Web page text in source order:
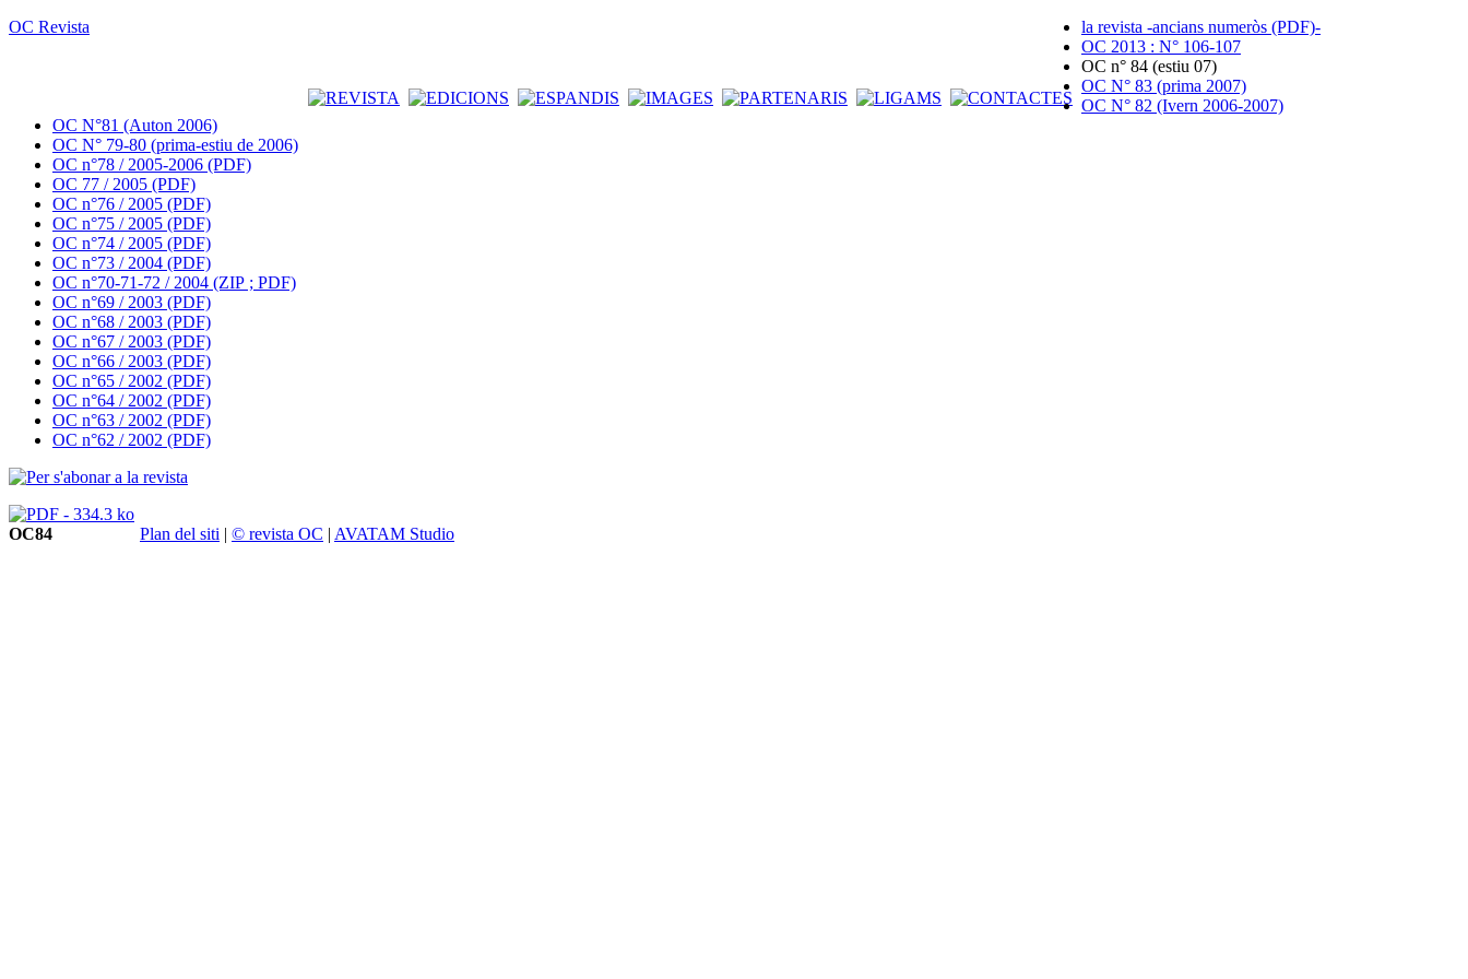
OC Revista
la revista -ancians numeròs (PDF)-
OC 2013 : N° 106-107
OC n° 84 (estiu 07)
OC N° 83 (prima 2007)
OC N° 82 (Ivern 2006-2007)
OC N°81 (Auton 2006)
OC N° 79-80 (prima-estiu de 2006)
OC n°78 / 2005-2006 (PDF)
OC 77 / 2005 (PDF)
OC n°76 / 2005 (PDF)
OC n°75 / 2005 (PDF)
OC n°74 / 2005 (PDF)
OC n°73 / 2004 (PDF)
OC n°70-71-72 / 2004 (ZIP ; PDF)
OC n°69 / 2003 (PDF)
OC n°68 / 2003 (PDF)
OC n°67 / 2003 (PDF)
OC n°66 / 2003 (PDF)
OC n°65 / 2002 (PDF)
OC n°64 / 2002 (PDF)
OC n°63 / 2002 (PDF)
OC n°62 / 2002 (PDF)
OC84 Plan del siti | © revista OC | AVATAM Studio